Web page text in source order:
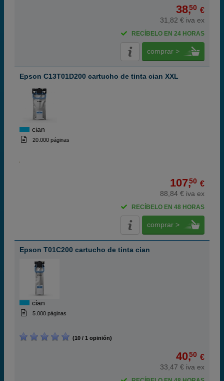
38,50 €
31,82 € iva ex
RECÍBELO EN 24 HORAS
comprar >
Epson C13T01D200 cartucho de tinta cian XXL
cian
20.000 páginas
107,50 €
88,84 € iva ex
RECÍBELO EN 48 HORAS
comprar >
Epson T01C200 cartucho de tinta cian
cian
5.000 páginas
(10 / 1 opinión)
40,50 €
33,47 € iva ex